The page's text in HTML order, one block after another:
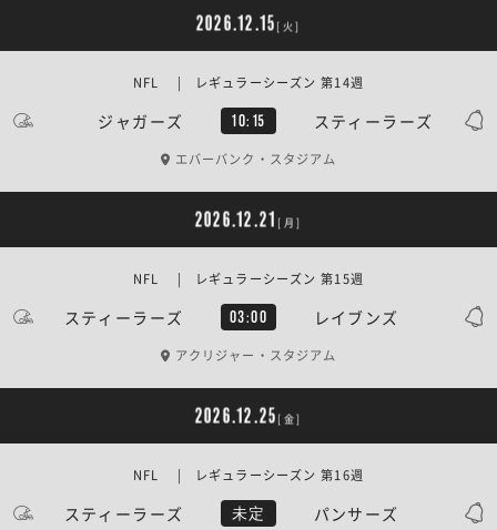
2026.12.15 [火]
ジャガーズ 10:15 スティーラーズ
NFL | レギュラーシーズン 第14週
エバーバンク・スタジアム
2026.12.21 [月]
スティーラーズ 03:00 レイブンズ
NFL | レギュラーシーズン 第15週
アクリジャー・スタジアム
2026.12.25 [金]
スティーラーズ 未定 パンサーズ
NFL | レギュラーシーズン 第16週